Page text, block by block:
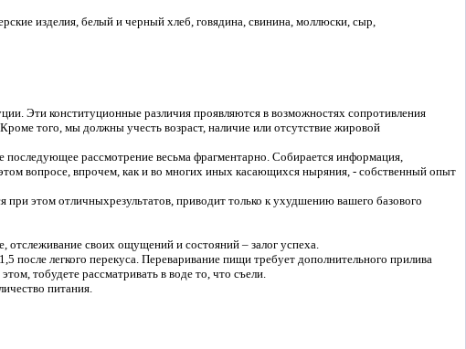
изделия, белый и черный хлеб, говядина, свинина, моллюски, сыр,
Эти конституционные различия проявляются в возможностях сопротивления
того, мы должны учесть возраст, наличие или отсутствие жировой
рассмотрение весьма фрагментарно. Собирается информация,
вопросе, впрочем, как и во многих иных касающихся ныряния, - собственный опыт
этом отличныхрезультатов, приводит только к ухудшению вашего базового
своих ощущений и состояний – залог успеха.
легкого перекуса. Переваривание пищи требует дополнительного прилива
тобудете рассматривать в воде то, что съели.
питания.